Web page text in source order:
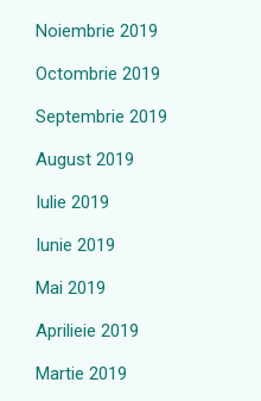
Noiembrie 2019
Octombrie 2019
Septembrie 2019
August 2019
Iulie 2019
Iunie 2019
Mai 2019
Aprilieie 2019
Martie 2019